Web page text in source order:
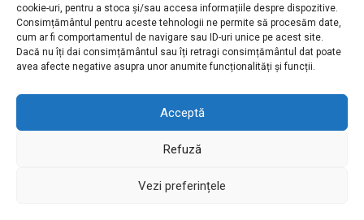
cookie-uri, pentru a stoca și/sau accesa informațiile despre dispozitive.
Consimțământul pentru aceste tehnologii ne permite să procesăm date,
cum ar fi comportamentul de navigare sau ID-uri unice pe acest site.
Dacă nu îți dai consimțământul sau îți retragi consimțământul dat poate
avea afecte negative asupra unor anumite funcționalități și funcții.
Acceptă
Refuză
Vezi preferințele